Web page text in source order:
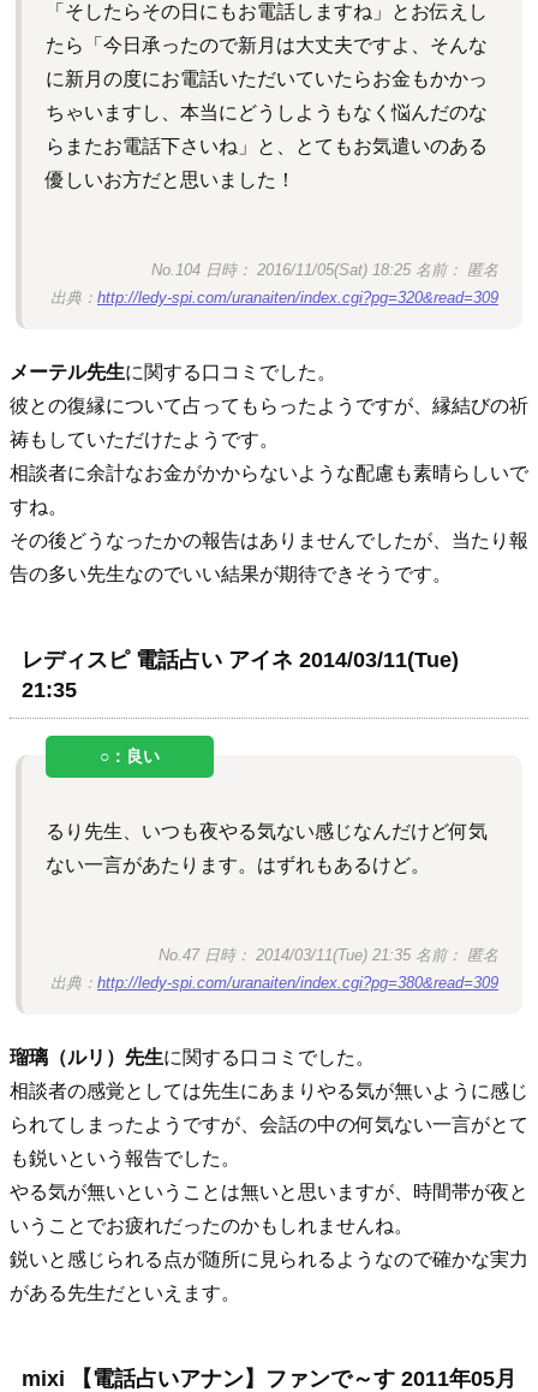
「そしたらその日にもお電話しますね」とお伝えし
たら「今日承ったので新月は大丈夫ですよ、そんな
に新月の度にお電話いただいていたらお金もかかっ
ちゃいますし、本当にどうしようもなく悩んだのな
らまたお電話下さいね」と、とてもお気遣いのある
優しいお方だと思いました！
No.104 日時： 2016/11/05(Sat) 18:25 名前： 匿名
出典： http://ledy-spi.com/uranaiten/index.cgi?pg=320&read=309
メーテル先生に関する口コミでした。
彼との復縁について占ってもらったようですが、縁結びの祈
祷もしていただけたようです。
相談者に余計なお金がかからないような配慮も素晴らしいで
すね。
その後どうなったかの報告はありませんでしたが、当たり報
告の多い先生なのでいい結果が期待できそうです。
レディスピ 電話占い アイネ 2014/03/11(Tue)
21:35
るり先生、いつも夜やる気ない感じなんだけど何気
ない一言があたります。はずれもあるけど。
No.47 日時： 2014/03/11(Tue) 21:35 名前： 匿名
出典： http://ledy-spi.com/uranaiten/index.cgi?pg=380&read=309
瑠璃（ルリ）先生に関する口コミでした。
相談者の感覚としては先生にあまりやる気が無いように感じ
られてしまったようですが、会話の中の何気ない一言がとて
も鋭いという報告でした。
やる気が無いということは無いと思いますが、時間帯が夜と
いうことでお疲れだったのかもしれませんね。
鋭いと感じられる点が随所に見られるようなので確かな実力
がある先生だといえます。
mixi 【電話占いアナン】ファンで～す 2011年05月